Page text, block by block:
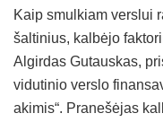
Kaip smulkiam verslui
šaltinius, kalbėjo
Algirdas Gutauskas,
vidutinio verslo
akimis“. Pranešėjas